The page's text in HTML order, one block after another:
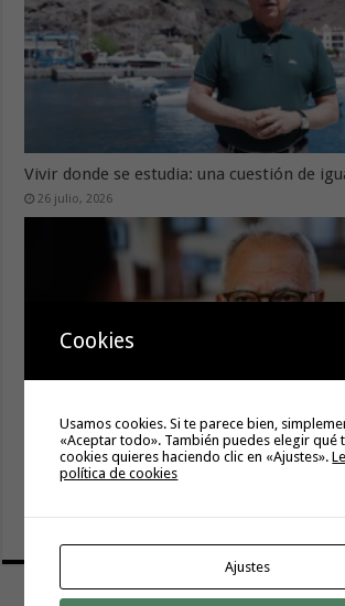
Vivir donde se estudia: una cuestión de
26 julio, 2026
Cuidar es avanzar: el escudo social que
19 julio, 2026
Cookies
Usamos cookies. Si te parece bien,
«Aceptar todo». También puedes elegir qué
cookies quieres haciendo clic en «Ajustes».
política de cookies
Ajustes